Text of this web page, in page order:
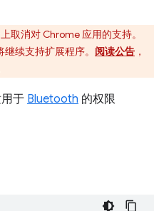
取消对 Chrome 应用的支持。
续支持扩展程序。 阅读公告 ，
于 Bluetooth 的权限